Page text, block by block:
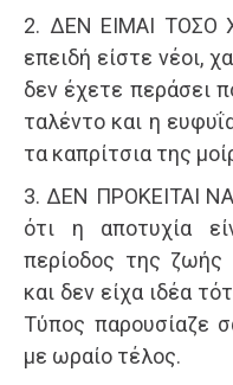
2. ΔΕΝ ΕΙΜΑΙ ΤΟΣΟ
επειδή είστε νέοι,
δεν έχετε περάσει
ταλέντο και η
τα καπρίτσια της
3. ΔΕΝ ΠΡΟΚΕΙΤΑΙ
ότι η αποτυχία
περίοδος της ζωής
και δεν είχα ιδέα
Τύπος παρουσίαζε
με ωραίο τέλος.